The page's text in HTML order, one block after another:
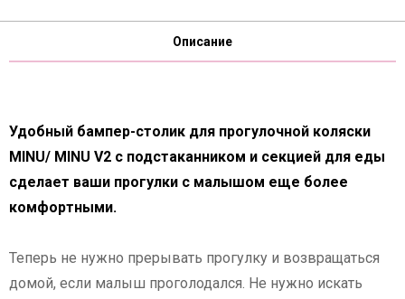
Описание
Удобный бампер-столик для прогулочной коляски
MINU/ MINU V2 с подстаканником и секцией для еды
сделает ваши прогулки с малышом еще более
комфортными.
Теперь не нужно прерывать прогулку и возвращаться
домой, если малыш проголодался. Не нужно искать